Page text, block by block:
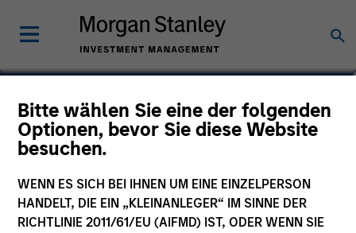
Bitte wählen Sie eine der folgenden
Optionen, bevor Sie diese Website
besuchen.
WENN ES SICH BEI IHNEN UM EINE EINZELPERSON
HANDELT, DIE EIN „KLEINANLEGER“ IM SINNE DER
RICHTLINIE 2011/61/EU (AIFMD) IST, ODER WENN SIE
Anton Kryachok
Executive Director